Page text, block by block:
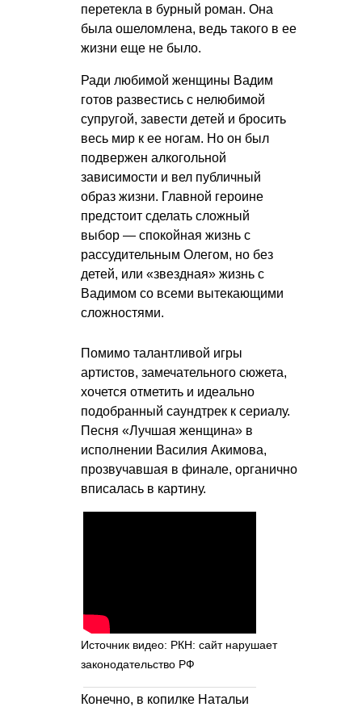
перетекла в бурный роман. Она
была ошеломлена, ведь такого в ее
жизни еще не было.
Ради любимой женщины Вадим
готов развестись с нелюбимой
супругой, завести детей и бросить
весь мир к ее ногам. Но он был
подвержен алкогольной
зависимости и вел публичный
образ жизни. Главной героине
предстоит сделать сложный
выбор — спокойная жизнь с
рассудительным Олегом, но без
детей, или «звездная» жизнь с
Вадимом со всеми вытекающими
сложностями.
Помимо талантливой игры
артистов, замечательного сюжета,
хочется отметить и идеально
подобранный саундтрек к сериалу.
Песня «Лучшая женщина» в
исполнении Василия Акимова,
прозвучавшая в финале, органично
вписалась в картину.
Источник видео: РКН: сайт нарушает
законодательство РФ
Конечно, в копилке Натальи